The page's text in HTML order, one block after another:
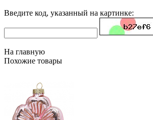
Введите код, указанный на картинке:
На главную
Похожие товары